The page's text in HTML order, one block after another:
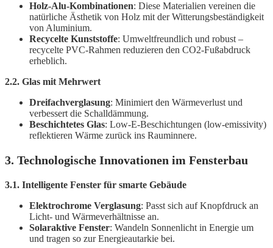
Holz-Alu-Kombinationen: Diese Materialien vereinen die
natürliche Ästhetik von Holz mit der Witterungsbeständigkeit
von Aluminium.
Recycelte Kunststoffe: Umweltfreundlich und robust –
recycelte PVC-Rahmen reduzieren den CO2-Fußabdruck
erheblich.
2.2. Glas mit Mehrwert
Dreifachverglasung: Minimiert den Wärmeverlust und
verbessert die Schalldämmung.
Beschichtetes Glas: Low-E-Beschichtungen (low-emissivity)
reflektieren Wärme zurück ins Rauminnere.
3. Technologische Innovationen im Fensterbau
3.1. Intelligente Fenster für smarte Gebäude
Elektrochrome Verglasung: Passt sich auf Knopfdruck an
Licht- und Wärmeverhältnisse an.
Solaraktive Fenster: Wandeln Sonnenlicht in Energie um
und tragen so zur Energieautarkie bei.